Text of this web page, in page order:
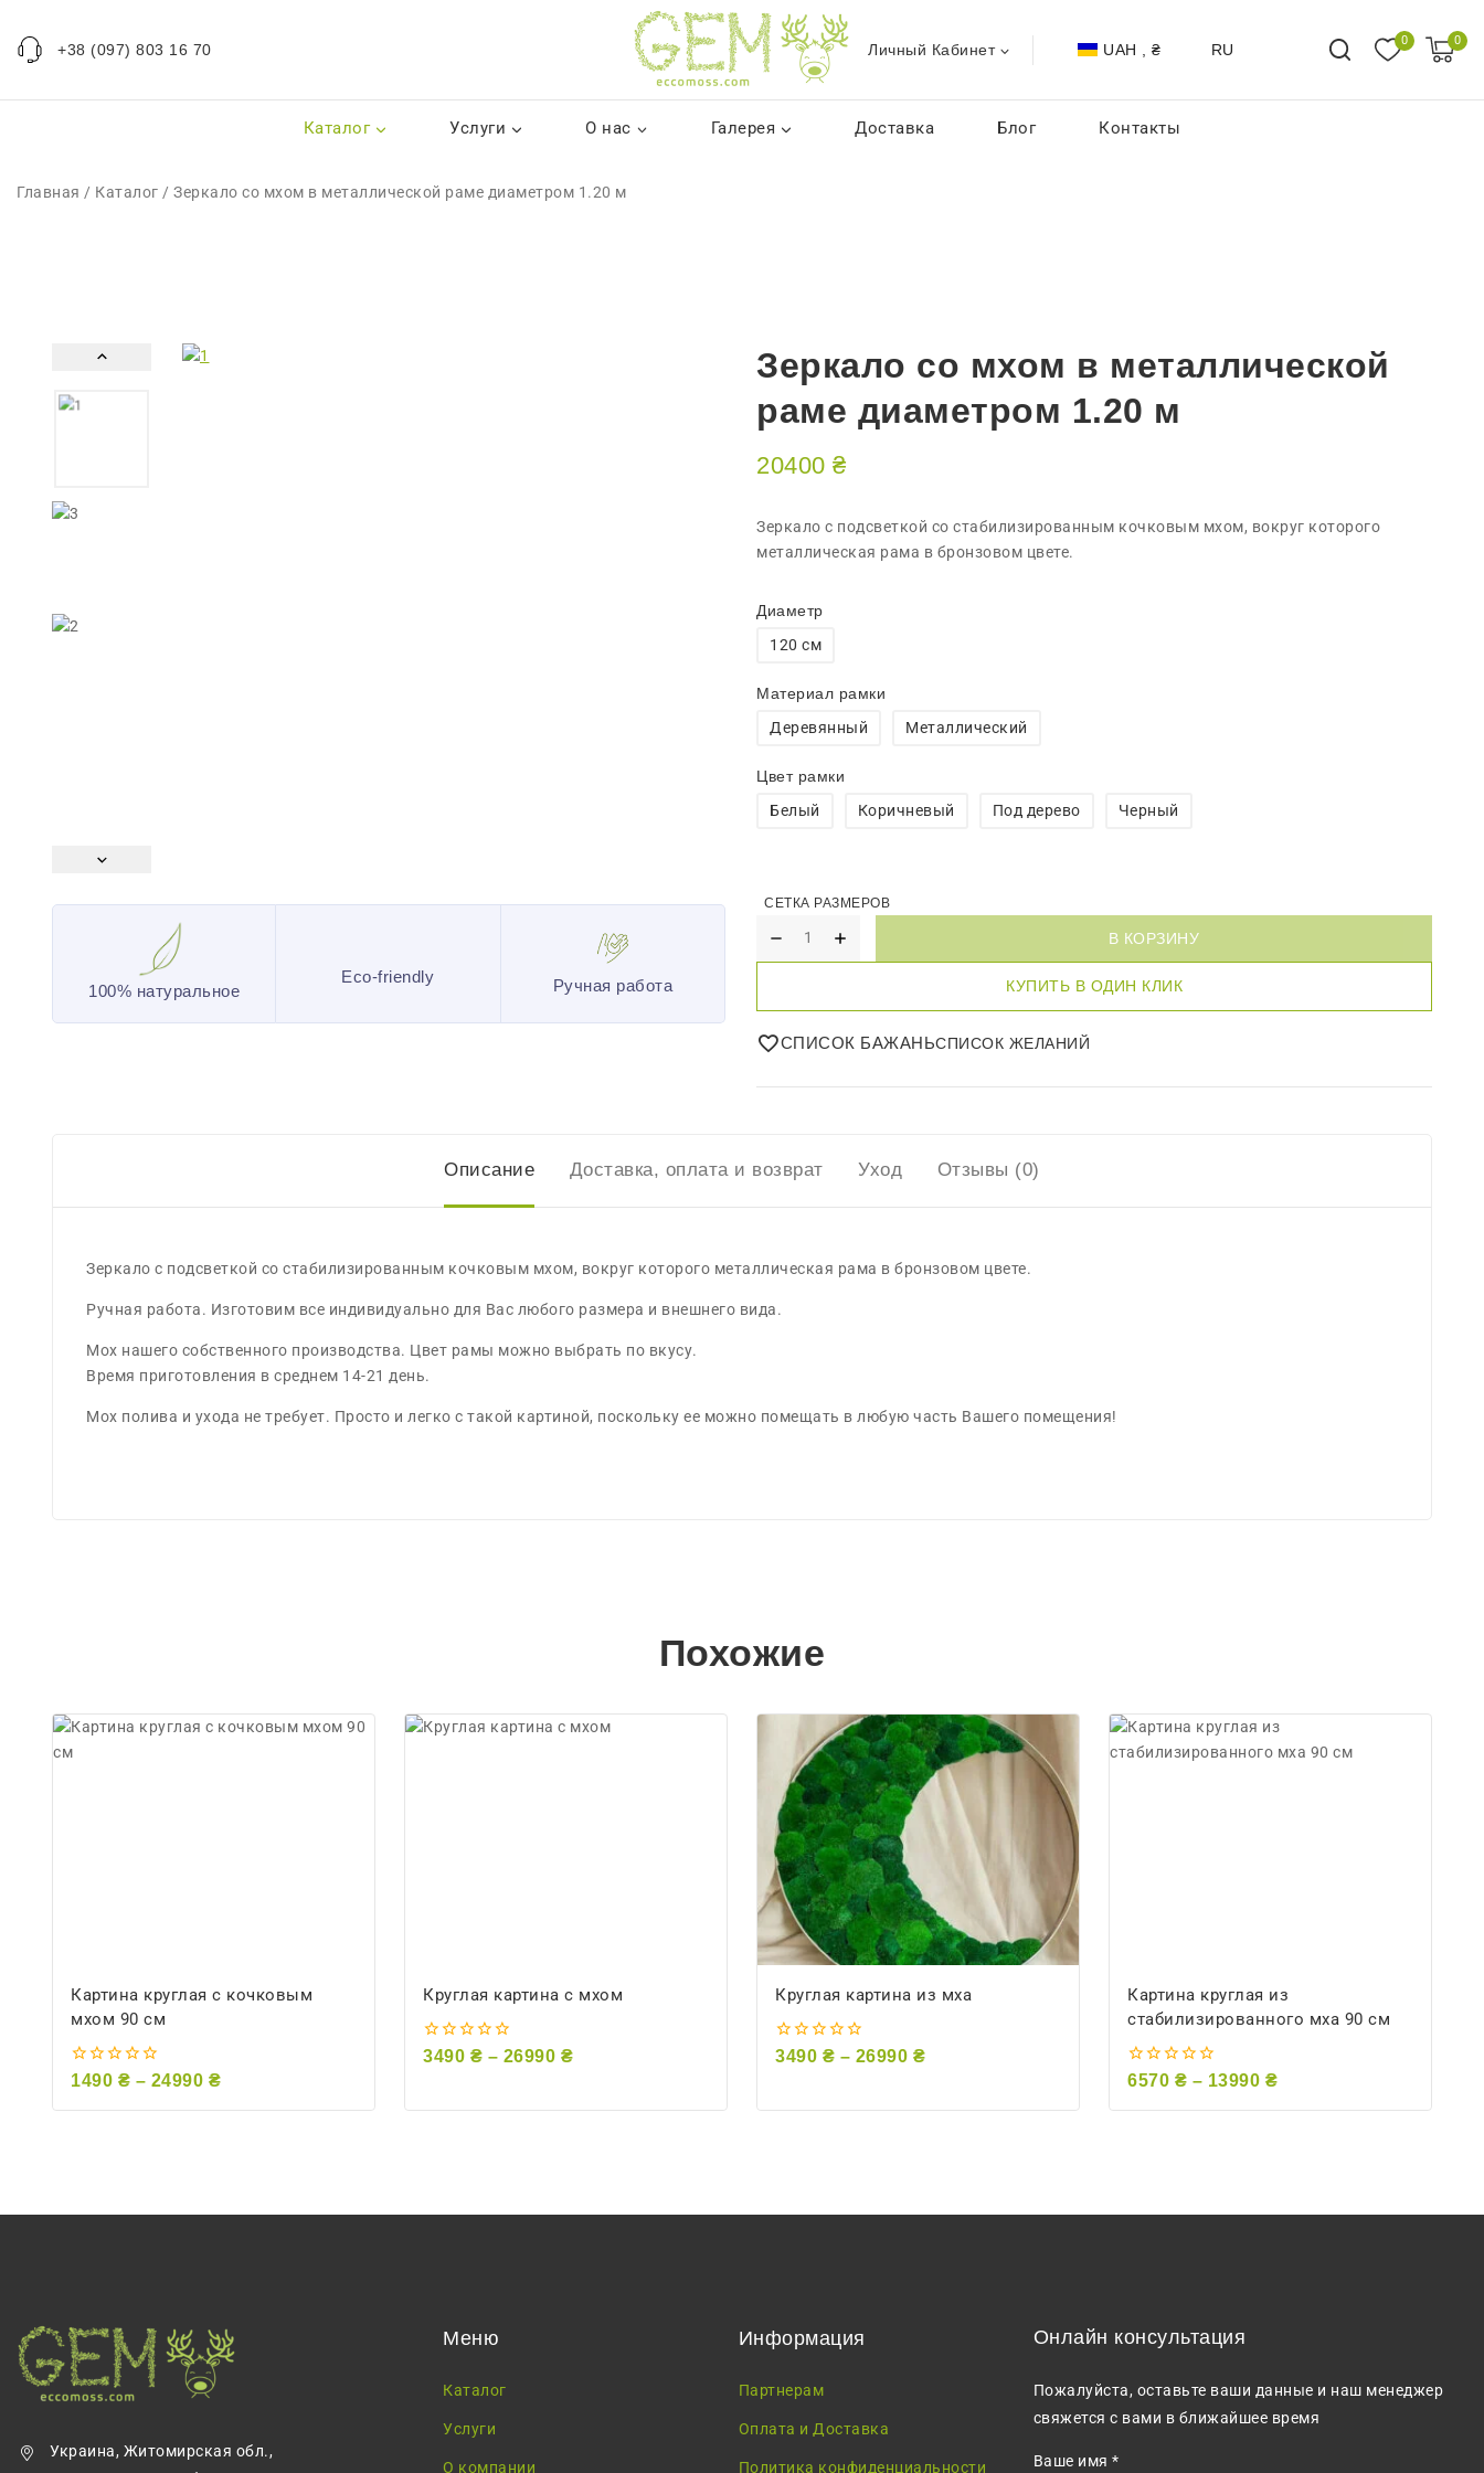
+38 (097) 803 16 70 Личный Кабинет UAH , ₴ RU 0 0
Каталог Услуги О нас Галерея Доставка Блог Контакты
Главная / Каталог / Зеркало со мхом в металлической раме диаметром 1.20 м
100% натуральное
Eco-friendly Ручная работа
Зеркало со мхом в металлической
раме диаметром 1.20 м
20400 ₴
Зеркало с подсветкой со стабилизированным кочковым мхом, вокруг которого
металлическая рама в бронзовом цвете.
Диаметр
120 см
Материал рамки
Деревянный
Металлический
Цвет рамки
Белый
Коричневый Под дерево Черный
В КОРЗИНУ
КУПИТЬ В ОДИН КЛИК
СПИСОК БАЖАНЬ
Описание Доставка, оплата и возврат Уход Отзывы (0)
Зеркало с подсветкой со стабилизированным кочковым мхом, вокруг которого металлическая рама в бронзовом цвете.
Ручная работа. Изготовим все индивидуально для Вас любого размера и внешнего вида.
Мох нашего собственного производства. Цвет рамы можно выбрать по вкусу.
Время приготовления в среднем 14-21 день.
Мох полива и ухода не требует. Просто и легко с такой картиной, поскольку ее можно помещать в любую часть Вашего помещения!
Похожие
Картина круглая с кочковым
мхом 90 см
0
5
1490 ₴ – 24990 ₴
Круглая картина с мхом
0
3490 ₴ – 26990 ₴
Круглая картина из мха
0
3490 ₴ – 26990 ₴
Картина круглая из
стабилизированного мха 90 см
0
5
6570 ₴ – 13990 ₴
Украина, Житомирская обл.,
Меню
Каталог
Услуги
О компании
Информация
Партнерам
Оплата и Доставка
Политика конфиденциальности
Онлайн консультация
Пожалуйста, оставьте ваши данные и наш менеджер
свяжется с вами в ближайшее время
Ваше имя *